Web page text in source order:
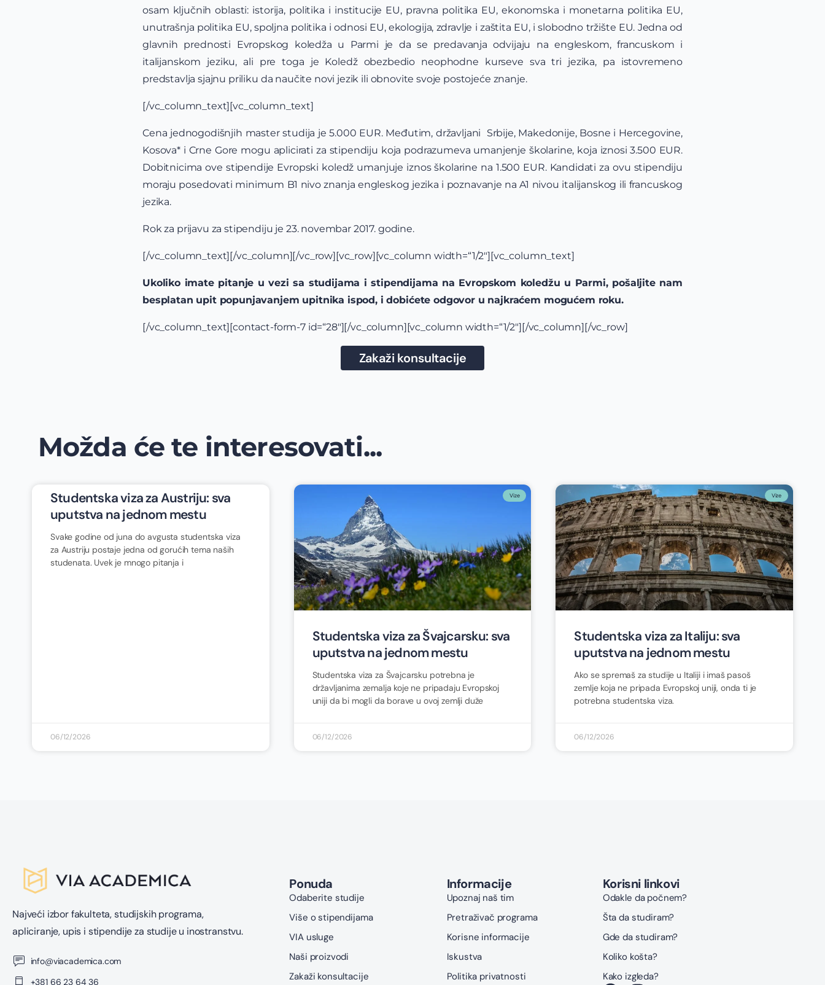
osam ključnih oblasti: istorija, politika i institucije EU, pravna politika EU, ekonomska i monetarna politika EU,
unutrašnja politika EU, spoljna politika i odnosi EU, ekologija, zdravlje i zaštita EU, i slobodno tržište EU. Jedna od
glavnih prednosti Evropskog koledža u Parmi je da se predavanja odvijaju na engleskom, francuskom i
italijanskom jeziku, ali pre toga je Koledž obezbedio neophodne kurseve sva tri jezika, pa istovremeno
predstavlja sjajnu priliku da naučite novi jezik ili obnovite svoje postojeće znanje.
[/vc_column_text][vc_column_text]
Cena jednogodišnjih master studija je 5.000 EUR. Međutim, državljani Srbije, Makedonije, Bosne i Hercegovine,
Kosova* i Crne Gore mogu aplicirati za stipendiju koja podrazumeva umanjenje školarine, koja iznosi 3.500 EUR.
Dobitnicima ove stipendije Evropski koledž umanjuje iznos školarine na 1.500 EUR. Kandidati za ovu stipendiju
moraju posedovati minimum B1 nivo znanja engleskog jezika i poznavanje na A1 nivou italijanskog ili francuskog
jezika.
Rok za prijavu za stipendiju je 23. novembar 2017. godine.
[/vc_column_text][/vc_column][/vc_row][vc_row][vc_column width=“1/2″][vc_column_text]
Ukoliko imate pitanje u vezi sa studijama i stipendijama na Evropskom koledžu u Parmi, pošaljite nam
besplatan upit popunjavanjem upitnika ispod, i dobićete odgovor u najkraćem mogućem roku.
[/vc_column_text][contact-form-7 id=“28″][/vc_column][vc_column width=“1/2″][/vc_column][/vc_row]
Zakaži konsultacije
Možda će te interesovati...
Studentska viza za Austriju: sva
uputstva na jednom mestu
Svake godine od juna do avgusta studentska viza
za Austriju postaje jedna od gorućih tema naših
studenata. Uvek je mnogo pitanja i
06/12/2026
Vize
Studentska viza za Švajcarsku: sva
uputstva na jednom mestu
Studentska viza za Švajcarsku potrebna je
državljanima zemalja koje ne pripadaju Evropskoj
uniji da bi mogli da borave u ovoj zemlji duže
06/12/2026
Vize
Studentska viza za Italiju: sva
uputstva na jednom mestu
Ako se spremaš za studije u Italiji i imaš pasoš
zemlje koja ne pripada Evropskoj uniji, onda ti je
potrebna studentska viza.
06/12/2026
Najveći izbor fakulteta, studijskih programa,
apliciranje, upis i stipendije za studije u inostranstvu.
info@viacademica.com
+381 66 23 64 36
Ponuda
Odaberite studije
Više o stipendijama
VIA usluge
Naši proizvodi
Zakaži konsultacije
Informacije
Upoznaj naš tim
Pretraživač programa
Korisne informacije
Iskustva
Politika privatnosti
Korisni linkovi
Odakle da počnem?
Šta da studiram?
Gde da studiram?
Koliko košta?
Kako izgleda?